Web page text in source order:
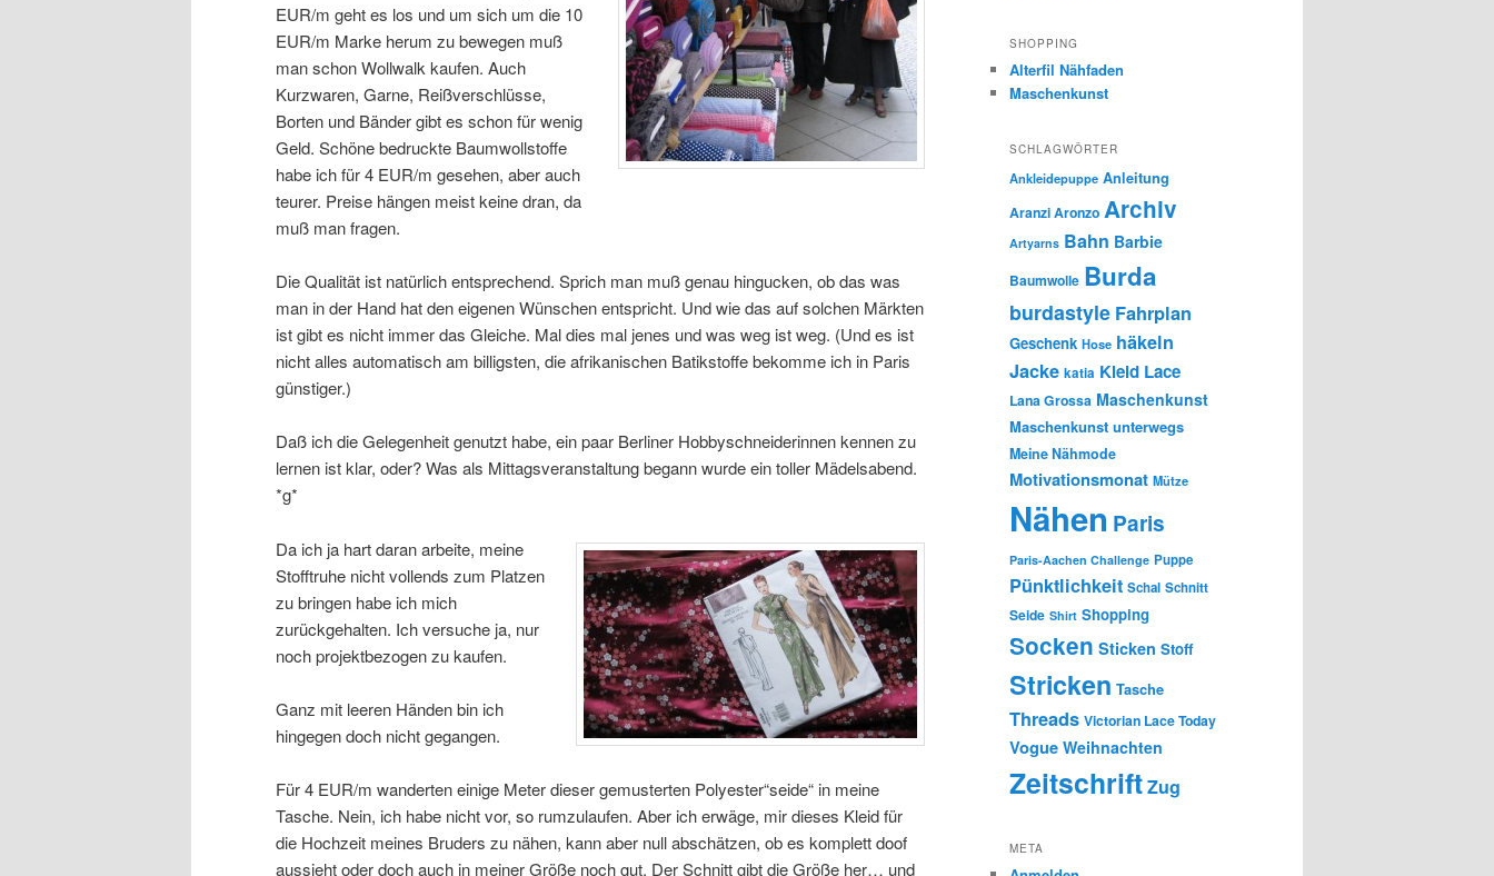
EUR/m geht es los und um sich um die 10
EUR/m Marke herum zu bewegen muß
man schon Wollwalk kaufen. Auch
Kurzwaren, Garne, Reißverschlüsse,
Borten und Bänder gibt es schon für wenig
Geld. Schöne bedruckte Baumwollstoffe
habe ich für 4 EUR/m gesehen, aber auch
teurer. Preise hängen meist keine dran, da
muß man fragen.
Die Qualität ist natürlich entsprechend. Sprich man muß genau hingucken, ob das was
man in der Hand hat den eigenen Wünschen entspricht. Und wie das auf solchen Märkten
ist gibt es nicht immer das Gleiche. Mal dies mal jenes und was weg ist weg. (Und es ist
nicht alles automatisch am billigsten, die afrikanischen Batikstoffe bekomme ich in Paris
günstiger.)
Daß ich die Gelegenheit genutzt habe, ein paar Berliner Hobbyschneiderinnen kennen zu
lernen ist klar, oder? Was als Mittagsveranstaltung begann wurde ein toller Mädelsabend.
*g*
Da ich ja hart daran arbeite, meine
Stofftruhe nicht vollends zum Platzen
zu bringen habe ich mich
zurückgehalten. Ich versuche ja, nur
noch projektbezogen zu kaufen.
Ganz mit leeren Händen bin ich
hingegen doch nicht gegangen.
Für 4 EUR/m wanderten einige Meter dieser gemusterten Polyester“seide“ in meine
Tasche. Nein, ich habe nicht vor, so rumzulaufen. Aber ich erwäge, mir dieses Kleid für
die Hochzeit meines Bruders zu nähen, kann aber null abschätzen, ob es komplett doof
aussieht oder doch auch in meiner Größe noch gut. Der Schnitt gibt die Größe her… und
SHOPPING
Alterfil Nähfaden
Maschenkunst
SCHLAGWÖRTER
Ankleidepuppe Anleitung
Aranzi Aronzo Archiv
Artyarns Bahn Barbie
Baumwolle Burda
burdastyle Fahrplan
Geschenk Hose häkeln
Jacke katia Kleid Lace
Lana Grossa Maschenkunst
Maschenkunst unterwegs
Meine Nähmode
Motivationsmonat Mütze
Nähen Paris
Paris-Aachen Challenge Puppe
Pünktlichkeit Schal Schnitt
Seide Shirt Shopping
Socken Sticken Stoff
Stricken Tasche
Threads Victorian Lace Today
Vogue Weihnachten
ZeitschriftZug
META